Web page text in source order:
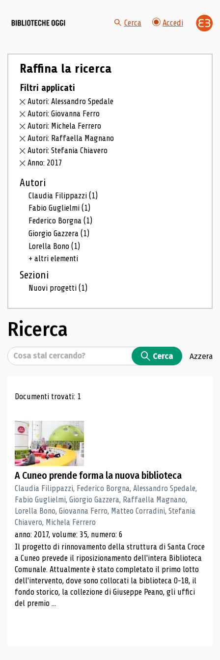
Cerca Accedi
Raffina la ricerca
Filtri applicati
Autori: Alessandro Spedale
Autori: Giovanna Ferro
Autori: Michela Ferrero
Autori: Raffaella Magnano
Autori: Stefania Chiavero
Anno: 2017
Autori
Claudia Filippazzi(1)
Fabio Guglielmi(1)
Federico Borgna(1)
Giorgio Gazzera(1)
Lorella Bono(1)
+ altri elementi
Sezioni
Nuovi progetti(1)
Ricerca
Cerca Cerca Azzera
Risultati di ricerca
Documenti trovati: 1
A Cuneo prende forma la nuova biblioteca
Claudia Filippazzi, Federico Borgna, Alessandro Spedale,
Fabio Guglielmi, Giorgio Gazzera, Raffaella Magnano,
Lorella Bono, Giovanna Ferro, Matteo Corradini, Stefania
Chiavero, Michela Ferrero
anno: 2017, volume: 35, numero: 6
Il progetto di rinnovamento della struttura di Santa Croce
a Cuneo prevede il riposizionamento dell'intera Biblioteca
Comunale. Attualmente è stato completato il primo lotto
dell'intervento, dove sono collocati la biblioteca 0-18, il
fondo storico, la collezione di Giuseppe Peano, gli uffici
del premio ...